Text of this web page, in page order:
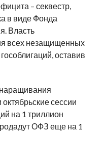
– секвестр,
в виде Фонда
Власть
всех незащищенных
оставив
октябрьские сессии
на 1 триллион
ОФЗ еще на 1